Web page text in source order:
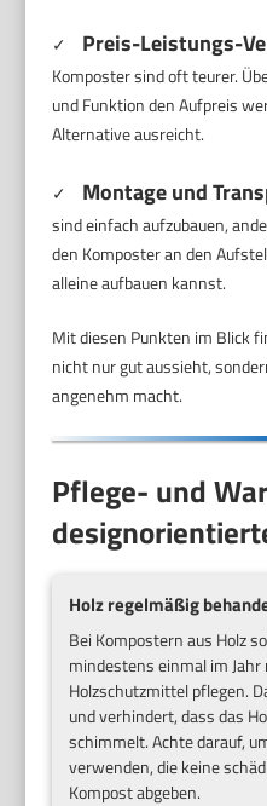
✓ Preis-Leistungs-
Komposter sind oft teurer.
und Funktion den Aufpreis
Alternative ausreicht.
✓ Montage und
sind einfach aufzubauen,
den Komposter an den
alleine aufbauen kannst.
Mit diesen Punkten im Blick
nicht nur gut aussieht,
angenehm macht.
Pflege- und
Holz regelmäßig
Bei Kompostern aus Holz
mindestens einmal im
Holzschutzmittel pflegen.
und verhindert, dass das
schimmelt. Achte darauf,
verwenden, die keine
Kompost abgeben.